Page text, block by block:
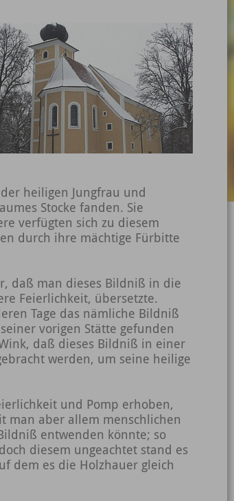
heiligen Jungfrau und
Stocke fanden. Sie
verfügten sich zu diesem
durch ihre mächtige Fürbitte
daß man dieses Bildniß in die
Feierlichkeit, übersetzte.
Tage das nämliche Bildniß
vorigen Stätte gefunden
daß dieses Bildniß in einer
werden, um seine heilige
und Pomp erhoben,
man aber allem menschlichen
entwenden könnte; so
diesem ungeachtet stand es
dem es die Holzhauer gleich